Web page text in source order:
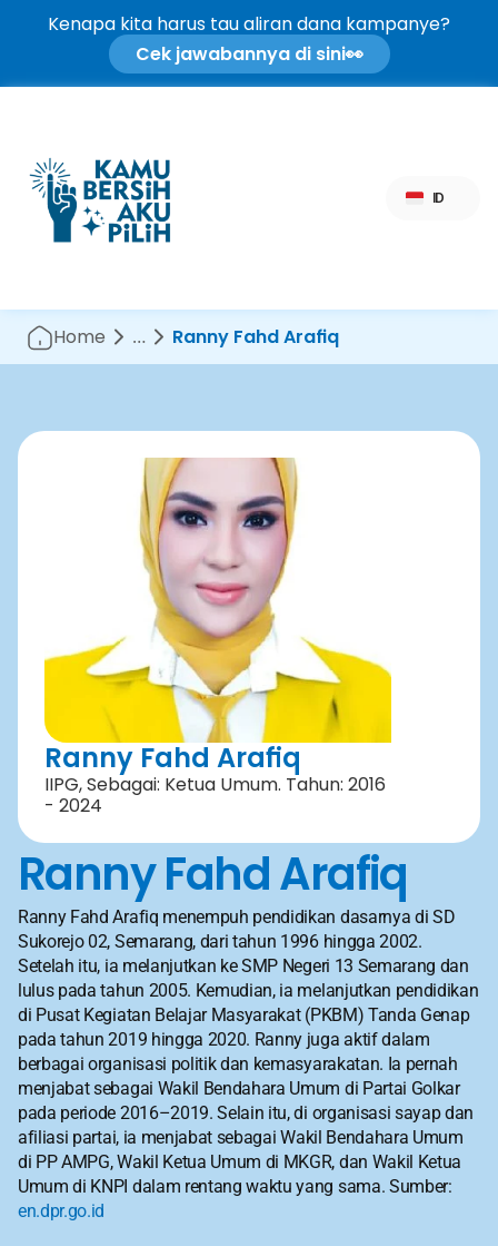
Kenapa kita harus tau aliran dana kampanye?
Cek jawabannya di sini👀
ID
Home … Ranny Fahd Arafiq
Ranny Fahd Arafiq
IIPG, Sebagai: Ketua Umum. Tahun: 2016
- 2024
Ranny Fahd Arafiq
Ranny Fahd Arafiq menempuh pendidikan dasarnya di SD
Sukorejo 02, Semarang, dari tahun 1996 hingga 2002.
Setelah itu, ia melanjutkan ke SMP Negeri 13 Semarang dan
lulus pada tahun 2005. Kemudian, ia melanjutkan pendidikan
di Pusat Kegiatan Belajar Masyarakat (PKBM) Tanda Genap
pada tahun 2019 hingga 2020. Ranny juga aktif dalam
berbagai organisasi politik dan kemasyarakatan. Ia pernah
menjabat sebagai Wakil Bendahara Umum di Partai Golkar
pada periode 2016–2019. Selain itu, di organisasi sayap dan
afiliasi partai, ia menjabat sebagai Wakil Bendahara Umum
di PP AMPG, Wakil Ketua Umum di MKGR, dan Wakil Ketua
en.dpr.go.id